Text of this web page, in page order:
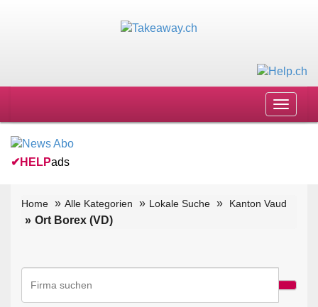
Toggle
✔ HELPads
Home Alle Kategorien Lokale Suche Kanton Vaud
Ort Borex (VD)